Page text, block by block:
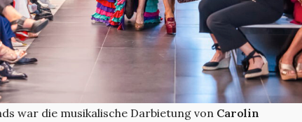
war die musikalische Darbietung von Carolin